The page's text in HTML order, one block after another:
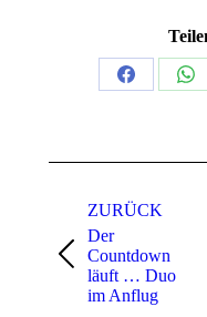
Teilen
ZURÜCK
Vorheriger
Beitrag:
Der
Countdown
läuft … Duo
im Anflug